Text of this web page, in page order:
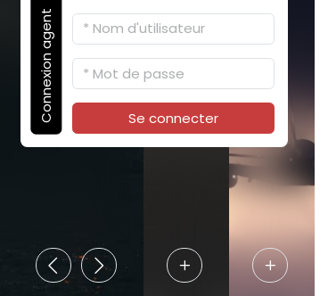
Connexion agent Se connecter